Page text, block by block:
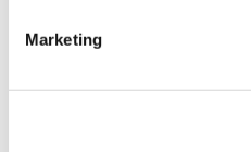
Marketing